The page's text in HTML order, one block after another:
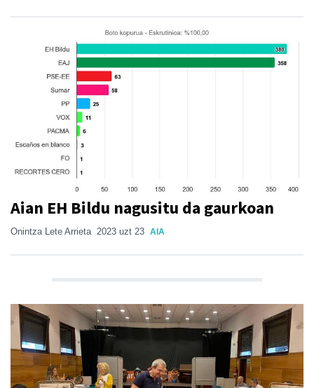
Aian EH Bildu nagusitu da gaurkoan
Onintza Lete Arrieta 2023 uzt 23 AIA